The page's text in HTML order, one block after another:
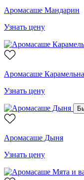
Аромасаше Мандарин
Узнать цену
Аромасаше
Узнать цену
Аромасаше Дыня
Узнать цену